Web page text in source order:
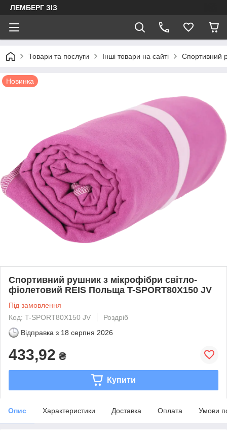
ЛЕМБЕРГ ЗІЗ
Товари та послуги Інші товари на сайті Спортивний
Новинка
Спортивний рушник з мікрофібри світло-
фіолетовий REIS Польща T-SPORT80X150 JV
Під замовлення
Код: T-SPORT80X150 JV
Роздріб
Відправка з 18 серпня 2026
433,92 ₴
Купити
Опис Характеристики Доставка Оплата Умови